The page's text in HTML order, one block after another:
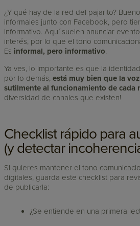
¿Y qué hay de la red del pajarito?
informales junto con Facebook, pero
informativo. Aquí suelen anunciar
interés, por lo que el tono
Es informal, pero informativo.
Ya ves, lo importante es que la
por lo demás,está muy bien que la
sutilmente al funcionamiento de cada
diversidad de canales que existen!
Checklist rápido para
(y detectar
Si quieres mantener el tono
digitales, guarda este checklist para
de publicarla:
¿Se entiende en una primera